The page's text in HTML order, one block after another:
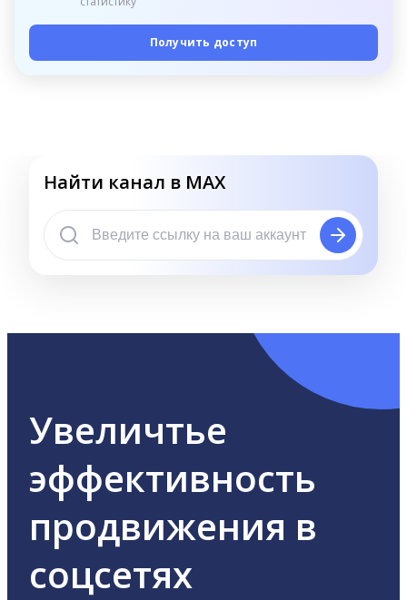
Получить доступ
Найти канал в MAX
Увеличтье
эффективность
продвижения в
соцсетях